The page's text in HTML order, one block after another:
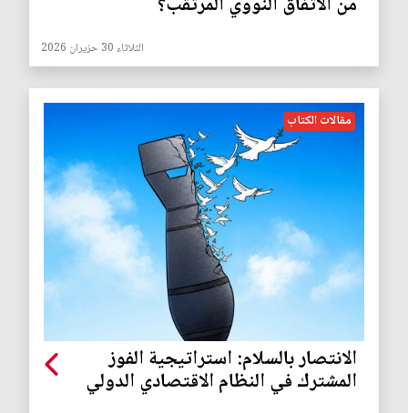
الثلاثاء 30 حزيران 2026
مقالات الكتاب
الانتصار بالسلام: استراتيجية الفوز
المشترك في النظام الاقتصادي الدولي